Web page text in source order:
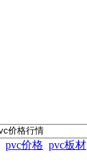
pvc价格 pvc板材